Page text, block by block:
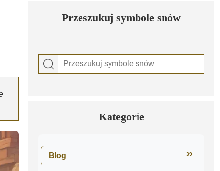
Przeszukuj symbole snów
Kategorie
Blog 39